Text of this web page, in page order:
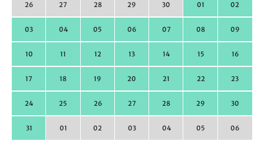
26 27 28 29 30 01 02
03 04 05 06 07 08 09
10 11 12 13 14 15 16
17 18 19 20 21 22 23
24 25 26 27 28 29 30
31 01 02 03 04 05 06